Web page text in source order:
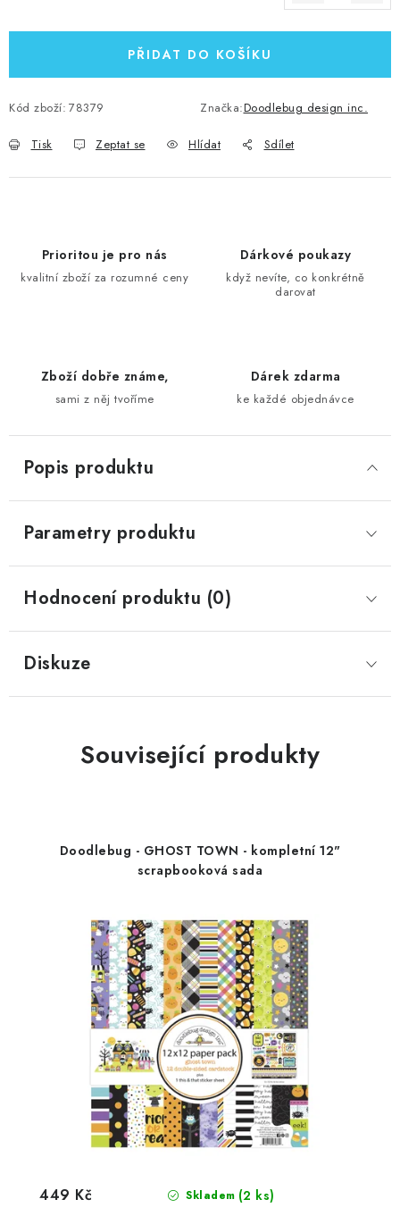
PŘIDAT DO KOŠÍKU
Kód zboží: 78379 Značka:Doodlebug design inc.
Tisk Zeptat se Hlídat Sdílet
Prioritou je pro nás
kvalitní zboží za rozumné ceny
Dárkové poukazy
když nevíte, co konkrétně
darovat
Zboží dobře známe,
sami z něj tvoříme
Dárek zdarma
ke každé objednávce
Popis produktu
Parametry produktu
Hodnocení produktu (0)
Diskuze
Související produkty
Doodlebug - GHOST TOWN - kompletní 12"
scrapbooková sada
Skladem (2 ks)
449 Kč